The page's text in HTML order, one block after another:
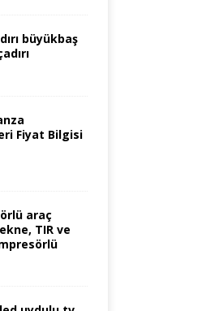
büyükbaş
Fiyat Bilgisi
araç
TIR ve